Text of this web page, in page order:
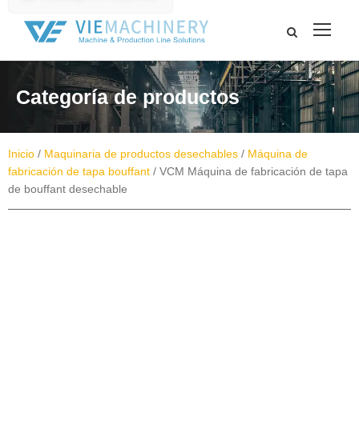
Categoría de productos
Inicio / Maquinaria de productos desechables / Máquina de
fabricación de tapa bouffant / VCM Máquina de fabricación de tapa
de bouffant desechable